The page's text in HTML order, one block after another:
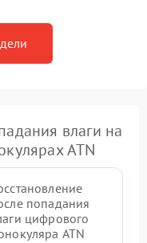
влаги на
ATN
попадания
цифрового
ATN